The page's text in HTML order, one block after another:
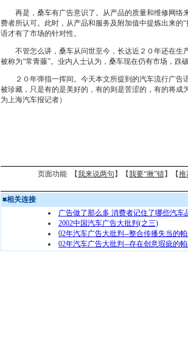
再是，桑车有广告意识了。从产品的质量和维修网络
费者所认可。此时，从产品和服务及附加值中提炼出来的
语才有了市场的针对性。
不管怎么讲，桑车从问世至今，长达近２０年还在生
被称为“常青藤”。业内人士认为，桑车现在仍有市场，跌
２０年弹指一挥间。今天本文所提到的汽车流行广告
被珍藏，只是有的是美好的，有的则是苦涩的，有的将
为上海汽车报记者）
页面功能 【我来说两句 】【我要“揪”错】【推
■相关连接
广告做了那么多 消费者记住了哪些汽车
2002中国汽车广告大批判(之三)
02年汽车广告大批判--整合传播失当的
02年汽车广告大批判--存在创意瑕疵的